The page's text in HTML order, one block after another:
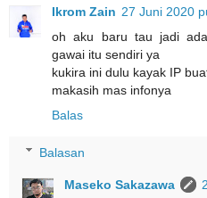
Ikrom Zain 27 Juni 2020
oh aku baru tau jadi
gawai itu sendiri ya
kukira ini dulu kayak IP
makasih mas infonya
Balas
Balasan
Maseko Sakazawa